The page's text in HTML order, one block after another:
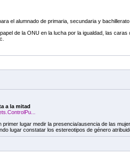
el alumnado de primaria, secundaria y
de la ONU en la lucha por la igualdad, las
a la mitad
primer lugar medir la presencia/ausencia de las
lugar constatar los estereotipos de género